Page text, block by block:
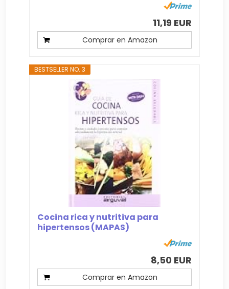
11,19 EUR
Comprar en Amazon
BESTSELLER NO. 3
Cocina rica y nutritiva para
hipertensos (MAPAS)
8,50 EUR
Comprar en Amazon